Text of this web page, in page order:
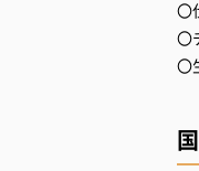
〇
〇
〇